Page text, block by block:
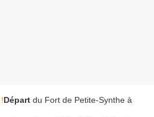
Départ du Fort de Petite-Synthe à